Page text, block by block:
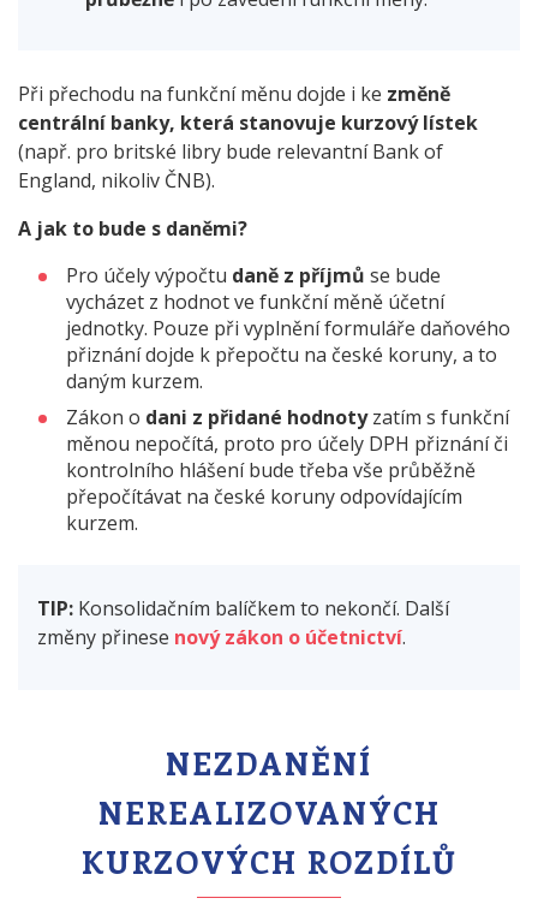
Při přechodu na funkční měnu dojde i ke změně
centrální banky, která stanovuje kurzový lístek
(např. pro britské libry bude relevantní Bank of
England, nikoliv ČNB).
A jak to bude s daněmi?
Pro účely výpočtu daně z příjmů se bude
vycházet z hodnot ve funkční měně účetní
jednotky. Pouze při vyplnění formuláře daňového
přiznání dojde k přepočtu na české koruny, a to
daným kurzem.
Zákon o dani z přidané hodnotyzatím s funkční
měnou nepočítá, proto pro účely DPH přiznání či
kontrolního hlášení bude třeba vše průběžně
přepočítávat na české koruny odpovídajícím
kurzem.
TIP: Konsolidačním balíčkem to nekončí. Další
změny přinese nový zákon o účetnictví.
NEZDANĚNÍ
NEREALIZOVANÝCH
KURZOVÝCH ROZDÍLŮ